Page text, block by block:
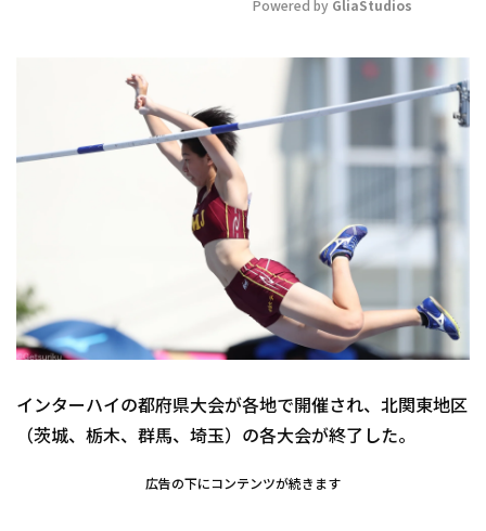
Powered by GliaStudios
インターハイの都府県大会が各地で開催され、北関東地区
（茨城、栃木、群馬、埼玉）の各大会が終了した。
広告の下にコンテンツが続きます